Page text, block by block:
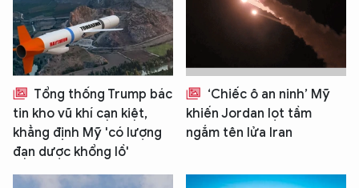
Tổng thống Trump bác
tin kho vũ khí cạn kiệt,
khẳng định Mỹ 'có lượng
đạn dược khổng lồ'
‘Chiếc ô an ninh’ Mỹ
khiến Jordan lọt tầm
ngắm tên lửa Iran